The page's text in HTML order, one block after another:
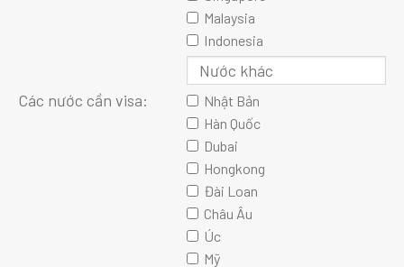
Malaysia
Indonesia
Các nước cần visa:
Nhật Bản
Hàn Quốc
Dubai
Hongkong
Đài Loan
Châu Âu
Úc
Mỹ